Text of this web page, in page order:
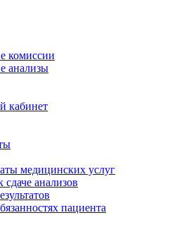
комиссии
анализы
кабинет
медицинских услуг
сдаче анализов
пациента